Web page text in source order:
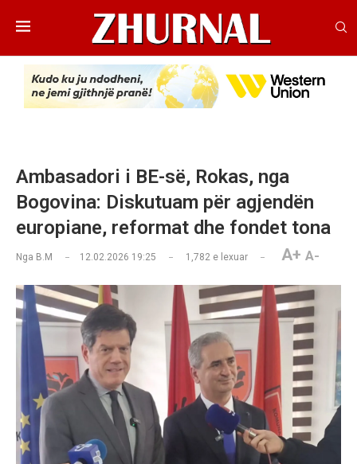
Ambasadori i BE-së, Rokas, nga
Bogovina: Diskutuam për agjendën
europiane, reformat dhe fondet tona
Nga B.M 12.02.2026 19:25 1,782 e lexuar A+ A-